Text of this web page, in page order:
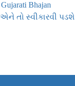
Bhajan
તો સ્વીકારવી પડશે